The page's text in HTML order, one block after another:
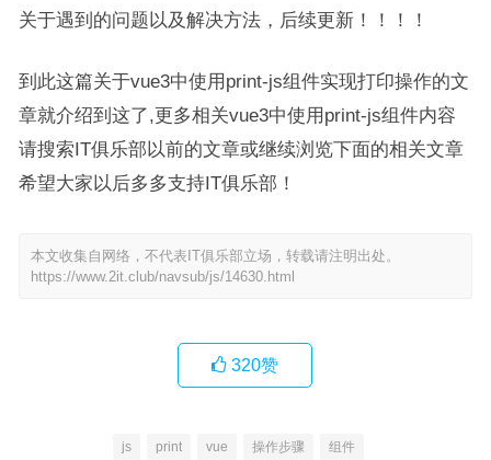
关于遇到的问题以及解决方法，后续更新！！！！
到此这篇关于vue3中使用print-js组件实现打印操作的文
章就介绍到这了,更多相关vue3中使用print-js组件内容
请搜索IT俱乐部以前的文章或继续浏览下面的相关文章
希望大家以后多多支持IT俱乐部！
本文收集自网络，不代表IT俱乐部立场，转载请注明出处。
https://www.2it.club/navsub/js/14630.html
320赞
js print vue 操作步骤 组件